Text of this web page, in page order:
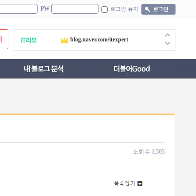
로그인 유지
PW
blog.naver.com/itexpert
blog.naver.com/amyangela
blog.naver.com/rdal89
blog.naver.com/kuroinu92
blog.naver.com/tkh456
조회수 1,503